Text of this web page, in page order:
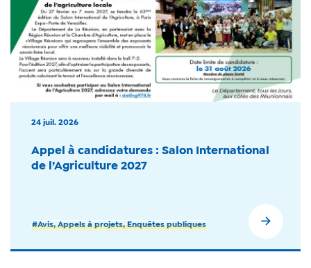
24 juil. 2026
Appel à candidatures : Salon International
de l’Agriculture 2027
#Avis, Appels à projets, Enquêtes publiques